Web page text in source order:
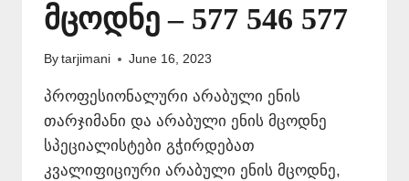
მცოდნე – 577 546 577
By tarjimani June 16, 2023
პროფესიონალური არაბული ენის
თარჯიმანი და არაბული ენის მცოდნე
სპეციალისტები გჭირდებათ
კვალიფიციური არაბული ენის მცოდნე,